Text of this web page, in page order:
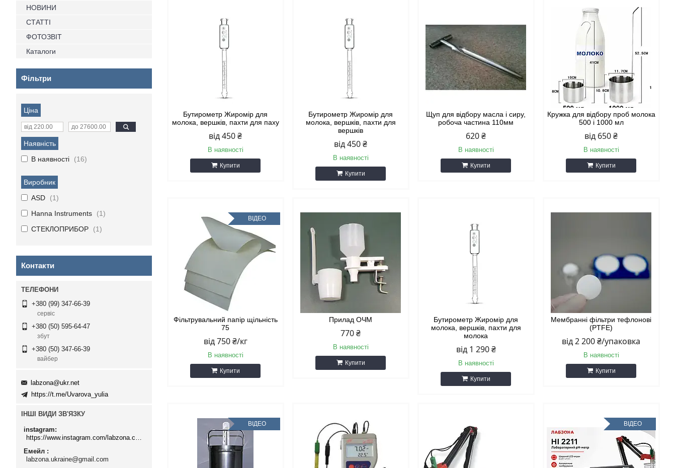
Бутирометр Жиромір для
молока, вершків, пахти для паху
від 450 ₴
В наявності
Купити
Бутирометр Жиромір для
молока, вершків, пахти для
вершків
від 450 ₴
В наявності
Купити
Щуп для відбору масла і сиру,
робоча частина 110мм
620 ₴
В наявності
Купити
Кружка для відбору проб молока
500 і 1000 мл
від 650 ₴
В наявності
Купити
ВІДЕО
Фільтрувальний папір щільність
75
від 750 ₴/кг
В наявності
Купити
Прилад ОЧМ
770 ₴
В наявності
Купити
Бутирометр Жиромір для
молока, вершків, пахти для
молока
від 1 290 ₴
В наявності
Купити
Мембранні фільтри тефлонові
(PTFE)
від 2 200 ₴/упаковка
В наявності
Купити
ВІДЕО ВІДЕО
НОВИНИ
СТАТТІ
ФОТОЗВІТ
Каталоги
Фільтри
Ціна
Наявність
В наявності
16
Виробник
ASD
1
Hanna Instruments
1
СТЕКЛОПРИБОР
1
Контакти
+380 (99) 347-66-39
сервіс
+380 (50) 595-64-47
збут
+380 (50) 347-66-39
вайбер
labzona@ukr.net
https://t.me/Uvarova_yulia
ІНШІ ВИДИ ЗВ'ЯЗКУ
instagram
https://www.instagram.com/labzona.com.ua/
Емейл
labzona.ukraine@gmail.com